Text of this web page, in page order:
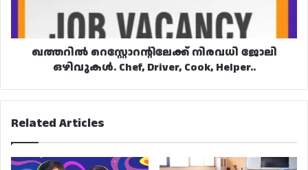
Helper..
ഖത്തറിൽ റെസ്റ്റോറന്റിലേക്ക് നിരവധി ജോലി
ഒഴിവുകൾ. Chef, Driver, Cook, Helper..
Related Articles